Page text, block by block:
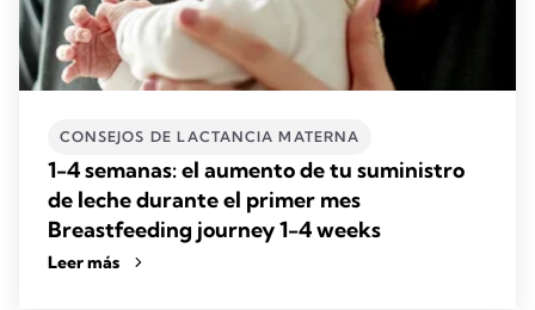
CONSEJOS DE LACTANCIA MATERNA
1-4 semanas: el aumento de tu suministro
de leche durante el primer mes
Breastfeeding journey 1-4 weeks
Leer más